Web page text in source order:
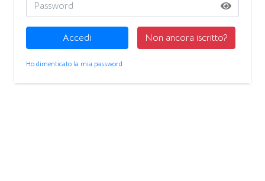
Accedi Non ancora iscritto?
Ho dimenticato la mia password